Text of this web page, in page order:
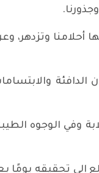
وتزدهر،
وفي الوجوه
تحقيقه يومًا